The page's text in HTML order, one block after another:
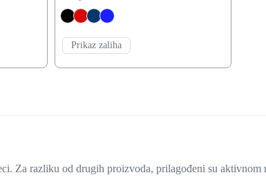
Prikaz zaliha
Za razliku od drugih proizvoda, prilagođeni su aktivnom